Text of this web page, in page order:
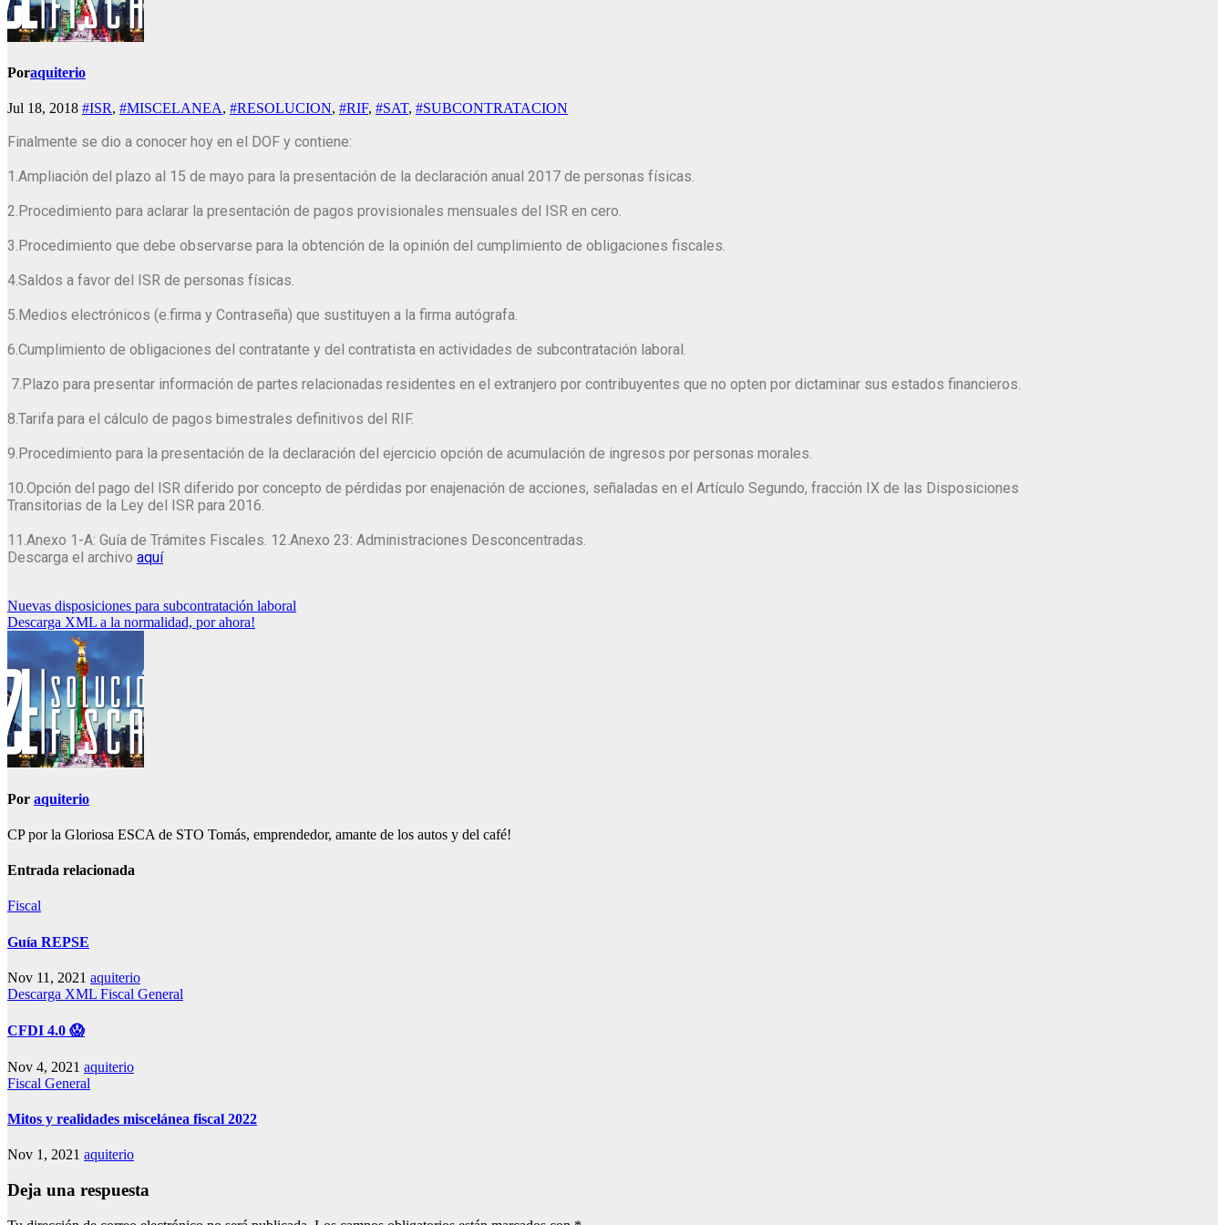
Poraquiterio
Jul 18, 2018 #ISR, #MISCELANEA, #RESOLUCION, #RIF, #SAT, #SUBCONTRATACION
Finalmente se dio a conocer hoy en el DOF y contiene:
1.Ampliación del plazo al 15 de mayo para la presentación de la declaración anual 2017 de personas físicas.
2.Procedimiento para aclarar la presentación de pagos provisionales mensuales del ISR en cero.
3.Procedimiento que debe observarse para la obtención de la opinión del cumplimiento de obligaciones fiscales.
4.Saldos a favor del ISR de personas físicas.
5.Medios electrónicos (e.firma y Contraseña) que sustituyen a la firma autógrafa.
6.Cumplimiento de obligaciones del contratante y del contratista en actividades de subcontratación laboral.
7.Plazo para presentar información de partes relacionadas residentes en el extranjero por contribuyentes que no opten por dictaminar sus estados financieros.
8.Tarifa para el cálculo de pagos bimestrales definitivos del RIF.
9.Procedimiento para la presentación de la declaración del ejercicio opción de acumulación de ingresos por personas morales.
10.Opción del pago del ISR diferido por concepto de pérdidas por enajenación de acciones, señaladas en el Artículo Segundo, fracción IX de las Disposiciones
Transitorias de la Ley del ISR para 2016.
11.Anexo 1-A: Guía de Trámites Fiscales. 12.Anexo 23: Administraciones Desconcentradas.
Descarga el archivo aquí
Navegación
de
entradas
Nuevas disposiciones para subcontratación laboral
Descarga XML a la normalidad, por ahora!
Por aquiterio
CP por la Gloriosa ESCA de STO Tomás, emprendedor, amante de los autos y del café!
Entrada relacionada
Fiscal
Guía REPSE
Nov 11, 2021 aquiterio
Descarga XML Fiscal General
CFDI 4.0 😱
Nov 4, 2021 aquiterio
Fiscal General
Mitos y realidades miscelánea fiscal 2022
Nov 1, 2021 aquiterio
Deja una respuesta